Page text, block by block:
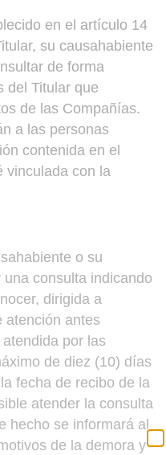
en el artículo 14
su causahabiente
de forma
del Titular que
de las Compañías.
a las personas
contenida en el
vinculada con la
o su
consulta indicando
dirigida a
atención antes
por las
de diez (10) días
fecha de recibo de la
atender la consulta
hecho se informará al
de la demora y